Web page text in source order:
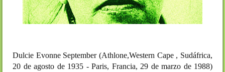
Dulcie Evonne September (Athlone,Western Cape , Sudáfrica,
20 de agosto de 1935 - Paris, Francia, 29 de marzo de 1988)